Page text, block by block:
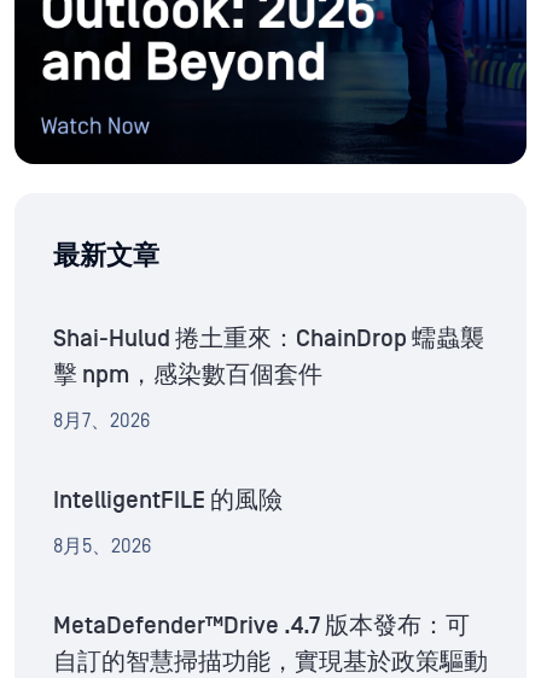
最新文章
Shai-Hulud 捲土重來：ChainDrop 蠕蟲襲
擊 npm，感染數百個套件
8月7、2026
IntelligentFILE 的風險
8月5、2026
MetaDefender™Drive .4.7 版本發布：可
自訂的智慧掃描功能，實現基於政策驅動